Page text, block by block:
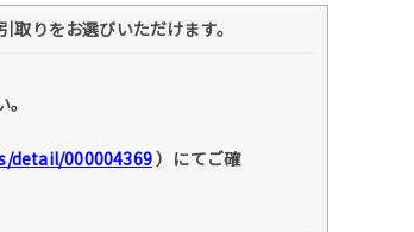
りをお選びいただけます。
000004369）にてご確